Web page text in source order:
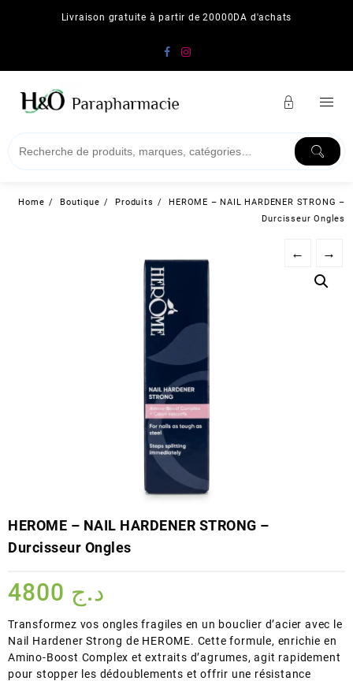
Livraison gratuite à partir de 20000DA d'achats
Home Boutique Produits
HEROME – NAIL HARDENER STRONG –
Durcisseur Ongles
← →
HEROME – NAIL HARDENER STRONG –
Durcisseur Ongles
د.ج
Transformez vos ongles fragiles en un bouclier d’acier avec le
Nail Hardener Strong de HEROME. Cette formule, enrichie en
Amino-Boost Complex et extraits d’agrumes, agit rapidement
pour stopper les dédoublements et offrir une résistance